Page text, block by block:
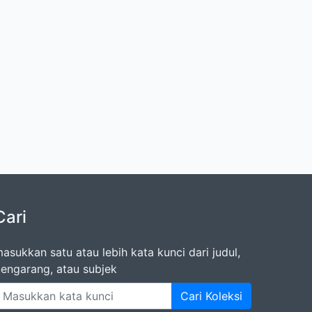
satu atau lebih kata kunci dari judul,
atau subjek
Cari Koleksi